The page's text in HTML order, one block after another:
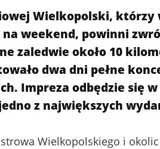
Wielkopolski, którzy
weekend, powinni
zaledwie około 10
dwa dni pełne
Impreza odbędzie się w
z największych
Wielkopolskiego i